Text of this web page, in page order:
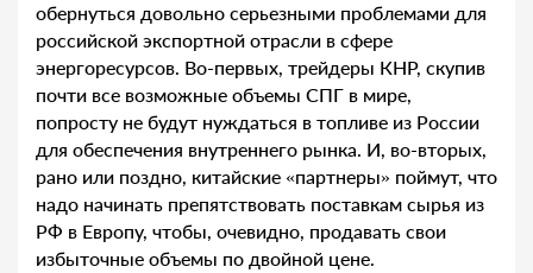
обернуться довольно серьезными проблемами для
российской экспортной отрасли в сфере
энергоресурсов. Во-первых, трейдеры КНР, скупив
почти все возможные объемы СПГ в мире,
попросту не будут нуждаться в топливе из России
для обеспечения внутреннего рынка. И, во-вторых,
рано или поздно, китайские «партнеры» поймут, что
надо начинать препятствовать поставкам сырья из
РФ в Европу, чтобы, очевидно, продавать свои
избыточные объемы по двойной цене.